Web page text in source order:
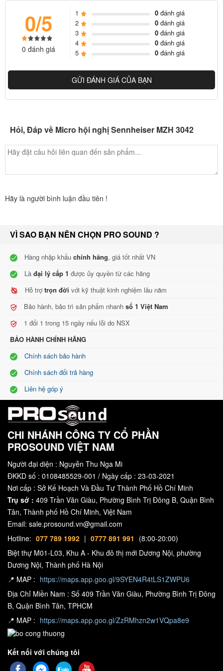
Kết nối: XLR-3
XLR-5
Màu nextel: màu xám
đỏ ánh sáng vòng
Cân nặng: 110 g
Đường kính: 6 mm
Phantom powering: P 12 – P48 V
Chiều dài cổ ngỗng: 400 mm
0/5
0 đánh giá
1 0đánh giá
2
0đánh giá
3
0đánh giá
4
0đánh giá
5
0đánh giá
GỬI ĐÁNH GIÁ CỦA BẠN
Hỏi, Đáp về Micro hội nghị Sennheiser MZH 3042
Hãy là người bình luận đầu tiên !
VÌ SAO BẠN NÊN CHỌN PRO SOUND ?
Hàng nhập khẩu chính hãng, giá tốt nhất VN
Là đại lý cấp 1 được ủy quyền từ các hãng
Hỗ trợtrọn đời với kỹ thuật kinh nghiệm lâu năm
Bảo hành, bảo trì sản phẩm nhanh số 1 Việt Nam
1 đổi 1 trong 15 ngày nếu lỗi do NSX
BẢO HÀNH CHÍNH HÃNG
Chính sách bảo hành
Chính sách đổi trả hàng
Liên hệ góp ý
CHI NHÁNH CÔNG TY CỔ PHẦN
PROSOUND VIỆT NAM
Người đại diện : Nguyễn Thu Nga Mi
ĐKKD số : 0108485529-001 / Ngày cấp : 23-03-2021
Nơi cấp : Sở Kế Hoạch Và Đầu Tư Thành Phố Hồ Chí Minh
Trụ sở : 409 Trần Văn Giàu, Phường Bình Trị Đông B, Quận Bình
Tân, Thành phố Hồ Chí Minh, Việt Nam
Email: sale.prosound.vn@gmail.com
Hotline: 077 789 1992 | 0777 891 991 (8:00-20:00)
Biệt thự M01-L03, Khu A - Khu đô thị mới Dương Nội, phường
Dương Nội, Thành phố Hà Nội
📍 MAP : https://maps.app.goo.gl/9SYEN4R4tLS1ZWPU6
Địa Chỉ Miền Nam : Số 409 Trần Văn Giàu, Phường Bình Trị Đông
B, Quận Bình Tân, TPHCM
📍 MAP : https://maps.app.goo.gl/ZzRMhzn2w1VQpa8e9
Kết nối với chúng tôi